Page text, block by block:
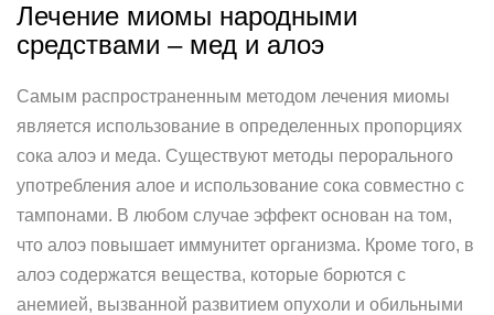
Лечение миомы народными
средствами – мед и алоэ
Самым распространенным методом лечения миомы
является использование в определенных пропорциях
сока алоэ и меда. Существуют методы перорального
употребления алое и использование сока совместно с
тампонами. В любом случае эффект основан на том,
что алоэ повышает иммунитет организма. Кроме того, в
алоэ содержатся вещества, которые борются с
анемией, вызванной развитием опухоли и обильными